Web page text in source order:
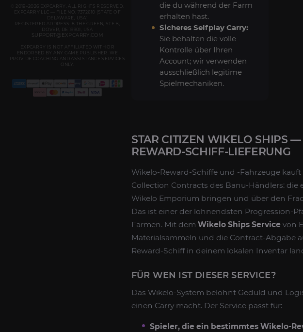
© 2019–2026 EXPCARRY. ALL RIGHTS RESERVED.
EXPCARRY LLC — FILE NO. 7372610 (STATE OF
DELAWARE, USA)
REGISTERED ADDRESS: 8 THE GREEN, STE B,
DOVER, DE 19901, USA
SUPPORT@EXPCARRY.COM
EXPCARRY IS NOT AFFILIATED WITH OR
ENDORSED BY ANY GAME PUBLISHER. WE
PROVIDE COACHING AND ASSISTANCE SERVICES
ONLY.
die du während der Farm
erhalten hast.
Sicheres Selfplay Carry:
Sie behalten die volle
Kontrolle über Ihren
Account; wir verwenden
ausschließlich legitime
Spielmechaniken.
STAR CITIZEN WIKELO SHIPS
REWARD-SCHIFF-LIEFERUNG
Wikelo-Reward-Schiffe und -Fahrzeuge
Collection Contracts des Banu-Händlers:
Wikelo Emporium bringen und über den
Das ist einer der lohnendsten Progression-
Farmen. Mit dem Wikelo Ships Service von
Materialsammeln und die Contract-Abgabe
Reward-Schiff in deinem lokalen Inventar
FÜR WEN IST DIESER SERVICE?
Das Wikelo-System belohnt Geduld und
einen Carry macht. Der Service passt für:
Spieler, die ein bestimmtes Wikelo-